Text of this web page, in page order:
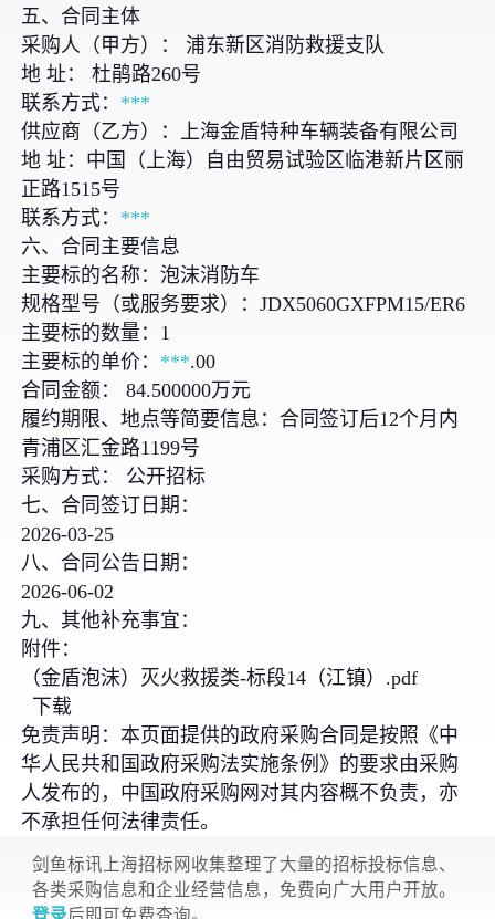
五、合同主体
采购人（甲方）： 浦东新区消防救援支队
地 址： 杜鹃路260号
联系方式： ***
供应商（乙方）：上海金盾特种车辆装备有限公司
地 址：中国（上海）自由贸易试验区临港新片区丽
正路1515号
联系方式： ***
六、合同主要信息
主要标的名称：泡沫消防车
规格型号（或服务要求）：JDX5060GXFPM15/ER6
主要标的数量：1
主要标的单价： ***.00
合同金额： 84.500000万元
履约期限、地点等简要信息：合同签订后12个月内
青浦区汇金路1199号
采购方式： 公开招标
七、合同签订日期：
2026-03-25
八、合同公告日期：
2026-06-02
九、其他补充事宜：
附件：
（金盾泡沫）灭火救援类-标段14（江镇）.pdf
下载
免责声明：本页面提供的政府采购合同是按照《中
华人民共和国政府采购法实施条例》的要求由采购
人发布的，中国政府采购网对其内容概不负责，亦
不承担任何法律责任。
剑鱼标讯上海招标网收集整理了大量的招标投标信息、
各类采购信息和企业经营信息，免费向广大用户开放。
登录后即可免费查询。